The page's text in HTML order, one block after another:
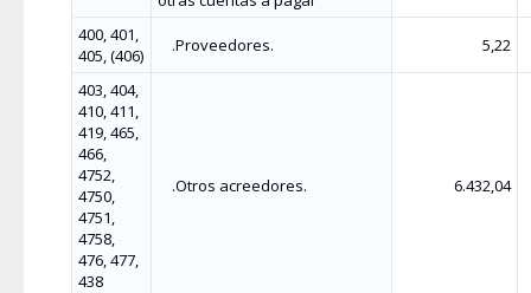
400, 401,
405, (406)
.Proveedores. 5,22
403, 404,
410, 411,
419, 465,
466,
4752,
4750,
4751,
4758,
476, 477,
438
.Otros acreedores. 6.432,04